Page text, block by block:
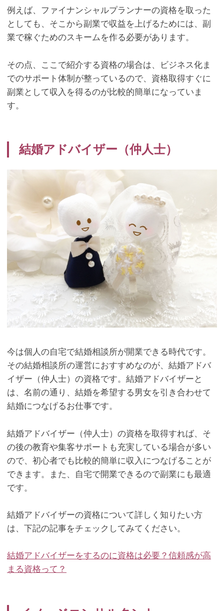
例えば、ファイナンシャルプランナーの資格を取った
としても、そこから副業で収益を上げるためには、副
業で稼ぐためのスキームを作る必要があります。
その点、ここで紹介する資格の場合は、ビジネス化ま
でのサポート体制が整っているので、資格取得すぐに
副業として収入を得るのが比較的簡単になっていま
す。
結婚アドバイザー（仲人士）
今は個人の自宅で結婚相談所が開業できる時代です。
その結婚相談所の運営におすすめなのが、結婚アドバ
イザー（仲人士）の資格です。結婚アドバイザーと
は、名前の通り、結婚を希望する男女を引き合わせて
結婚につなげるお仕事です。
結婚アドバイザー（仲人士）の資格を取得すれば、そ
の後の教育や集客サポートも充実している場合が多い
ので、初心者でも比較的簡単に収入につなげることが
できます。また、自宅で開業できるので副業にも最適
です。
結婚アドバイザーの資格について詳しく知りたい方
は、下記の記事をチェックしてみてください。
結婚アドバイザーをするのに資格は必要？信頼感が高
まる資格って？